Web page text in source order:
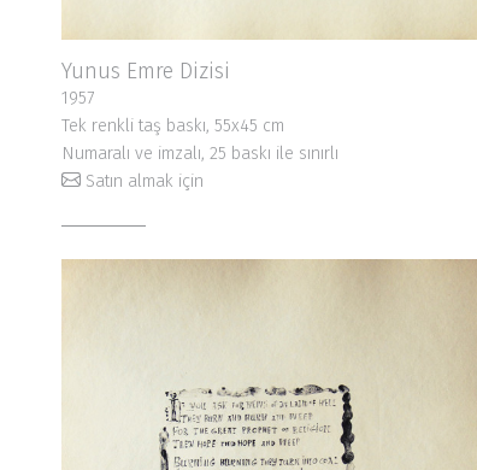
Yunus Emre Dizisi
1957
Tek renkli taş baskı, 55x45 cm
Numaralı ve imzalı, 25 baskı ile sınırlı
Satın almak için